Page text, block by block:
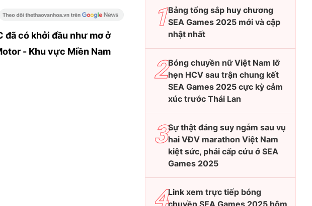
đã có khởi đầu như mơ ở
- Khu vực Miền Nam
Bảng tổng sắp huy chương
SEA Games 2025 mới và cập
nhật nhất
Bóng chuyền nữ Việt Nam lỡ
hẹn HCV sau trận chung kết
SEA Games 2025 cực kỳ cảm
xúc trước Thái Lan
Sự thật đáng suy ngẫm sau vụ
hai VĐV marathon Việt Nam
kiệt sức, phải cấp cứu ở SEA
Games 2025
Link xem trực tiếp bóng
chuyền SEA Games 2025 hôm